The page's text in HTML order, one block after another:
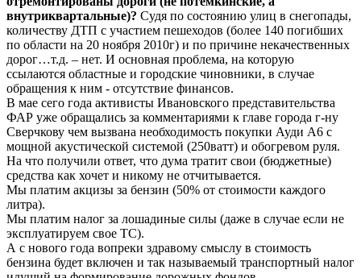
внутриквартальные)? Судя по состоянию улиц в снегопады,
количеству ДТП с участием пешеходов (более 140 погибших
по области на 20 ноября 2010г) и по причине некачественных
дорог…т.д. – нет. И основная проблема, на которую
ссылаются областные и городские чиновники, в случае
обращения к ним - отсутствие финансов.
В мае сего года активисты Ивановского представительства
ФАР уже обращались за комментариями к главе города г-ну
Сверчкову чем вызвана необходимость покупки Ауди А6 с
мощной акустической системой (250ватт) и обогревом руля.
На что получили ответ, что дума тратит свои (бюджетные)
средства как хочет и никому не отчитывается.
Мы платим акцизы за бензин (50% от стоимости каждого
литра).
Мы платим налог за лошадиные силы (даже в случае если не
эксплуатируем свое ТС).
А с нового года вопреки здравому смыслу в стоимость
бензина будет включен и так называемый транспортный налог